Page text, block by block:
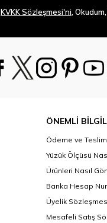
KVKK Sözleşmesi'ni ,
ÖNEMLİ
Ödeme ve
Yüzük Ölçüsü
Ürünleri Nasıl
Banka Hesap
Üyelik
Mesafeli Satış